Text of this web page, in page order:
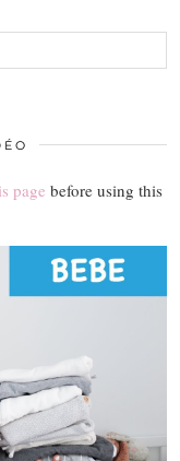
page before using this